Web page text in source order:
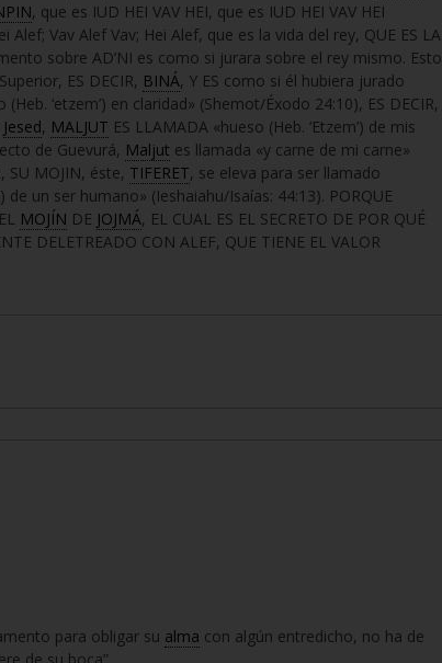
, que es IUD HEI VAV HEI, que es IUD HEI VAV HEI
Alef; Vav Alef Vav; Hei Alef, que es la vida del rey, QUE ES LA
sobre AD’NI es como si jurara sobre el rey mismo. Esto
ES DECIR, BINÁ, Y ES como si él hubiera jurado
‘etzem’) en claridad» (Shemot/Éxodo 24:10), ES DECIR,
Jesed, MALJUT ES LLAMADA «hueso (Heb. ‘Etzem’) de mis
de Guevurá, Maljut es llamada «y carne de mi carne»
SU MOJIN, éste, TIFERET, se eleva para ser llamado
) de un ser humano» (Ieshaiahu/Isaías: 44:13). PORQUE
MOJÍN DE JOJMÁ, EL CUAL ES EL SECRETO DE POR QUÉ
DELETREADO CON ALEF, QUE TIENE EL VALOR
para obligar su alma con algún entredicho, no ha de